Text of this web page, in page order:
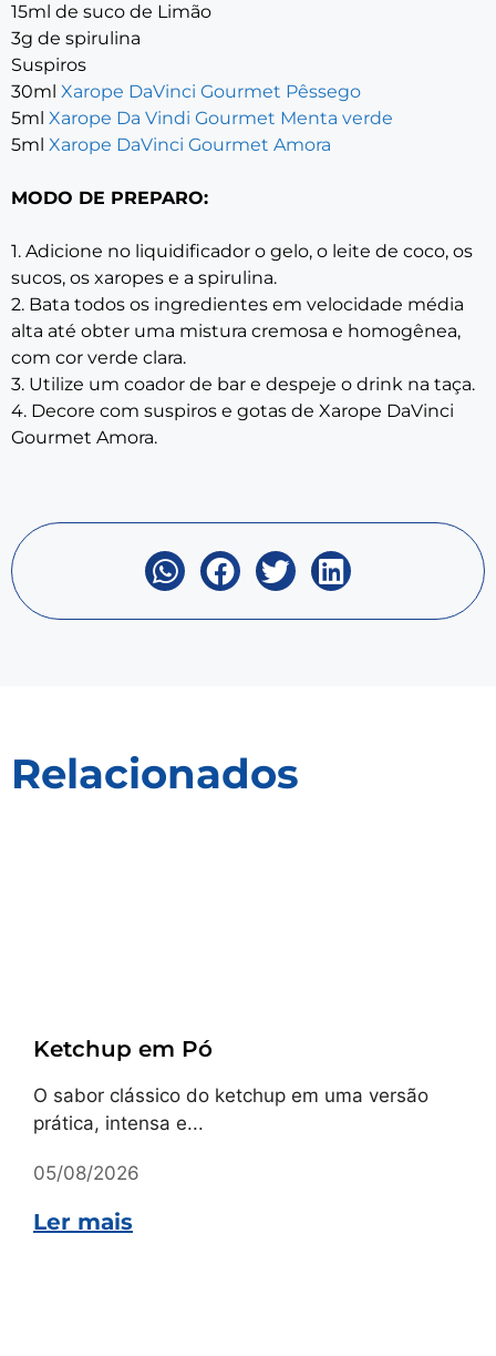
15ml de suco de Limão
3g de spirulina
Suspiros
30ml Xarope DaVinci Gourmet Pêssego
5ml Xarope Da Vindi Gourmet Menta verde
5ml Xarope DaVinci Gourmet Amora
MODO DE PREPARO:
1. Adicione no liquidificador o gelo, o leite de coco, os
sucos, os xaropes e a spirulina.
2. Bata todos os ingredientes em velocidade média
alta até obter uma mistura cremosa e homogênea,
com cor verde clara.
3. Utilize um coador de bar e despeje o drink na taça.
4. Decore com suspiros e gotas de Xarope DaVinci
Gourmet Amora.
Relacionados
Ketchup em Pó
O sabor clássico do ketchup em uma versão
prática, intensa e...
05/08/2026
Ler mais